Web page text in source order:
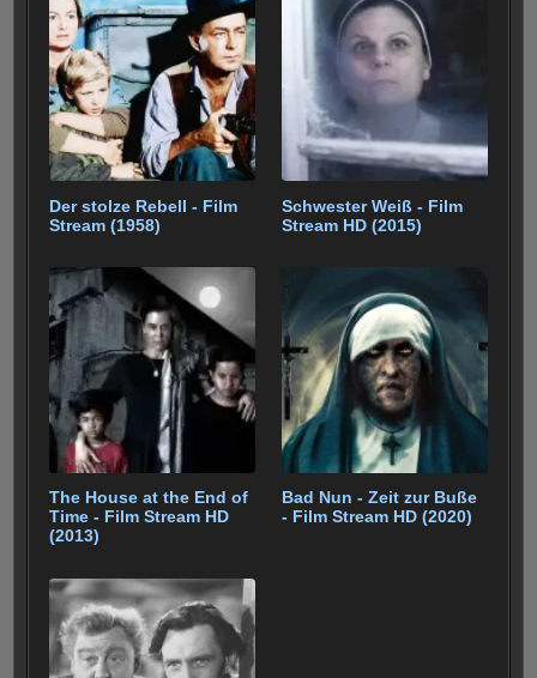
Der stolze Rebell - Film
Stream (1958)
Schwester Weiß - Film
Stream HD (2015)
The House at the End of
Time - Film Stream HD
(2013)
Bad Nun - Zeit zur Buße
- Film Stream HD (2020)